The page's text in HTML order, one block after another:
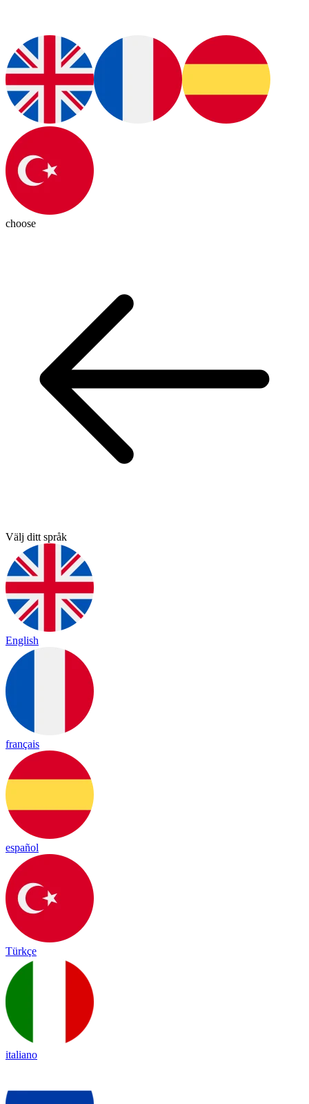
choose
Välj ditt språk
English
français
español
Türkçe
italiano